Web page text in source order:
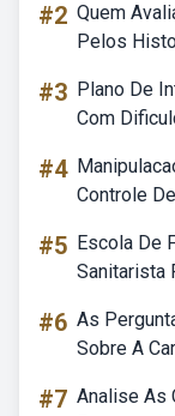
#2 Quem
Pelos
#3 Plano De
Com
#4
Controle
#5 Escola De
Sanitarista
#6 As
Sobre A
#7 Analise As